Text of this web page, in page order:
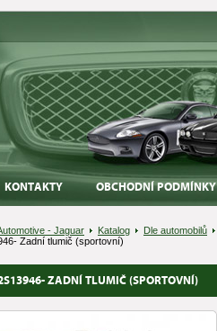
KONTAKTY OBCHODNÍ PODMÍNKY
- Jaguar Katalog Dle automobilů
Zadní tlumič (sportovní)
ZADNÍ TLUMIČ (SPORTOVNÍ)